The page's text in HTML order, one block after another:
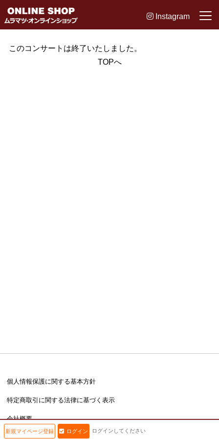
Instagram
このコンサートは終了いたしました。
TOPへ
個人情報保護に関する基本方針
特定商取引に関する法律に基づく表示
会社概要
新規マイページ登録 ログイン ログインしてください